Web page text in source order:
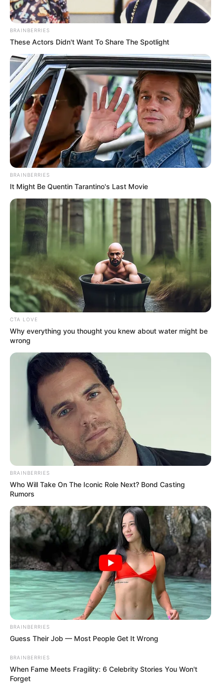
BRAINBERRIES
These Actors Didn't Want To Share The Spotlight
BRAINBERRIES
It Might Be Quentin Tarantino's Last Movie
CTA LOVE
Why everything you thought you knew about water might be
wrong
BRAINBERRIES
Who Will Take On The Iconic Role Next? Bond Casting
Rumors
BRAINBERRIES
Guess Their Job — Most People Get It Wrong
BRAINBERRIES
When Fame Meets Fragility: 6 Celebrity Stories You Won't
Forget